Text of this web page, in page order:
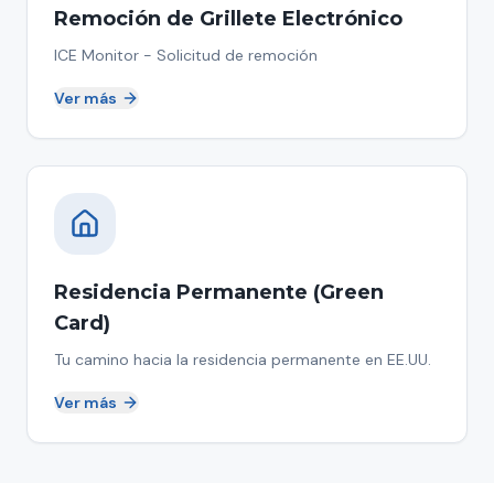
Remoción de Grillete Electrónico
ICE Monitor - Solicitud de remoción
Ver más
Residencia Permanente (Green
Card)
Tu camino hacia la residencia permanente en EE.UU.
Ver más